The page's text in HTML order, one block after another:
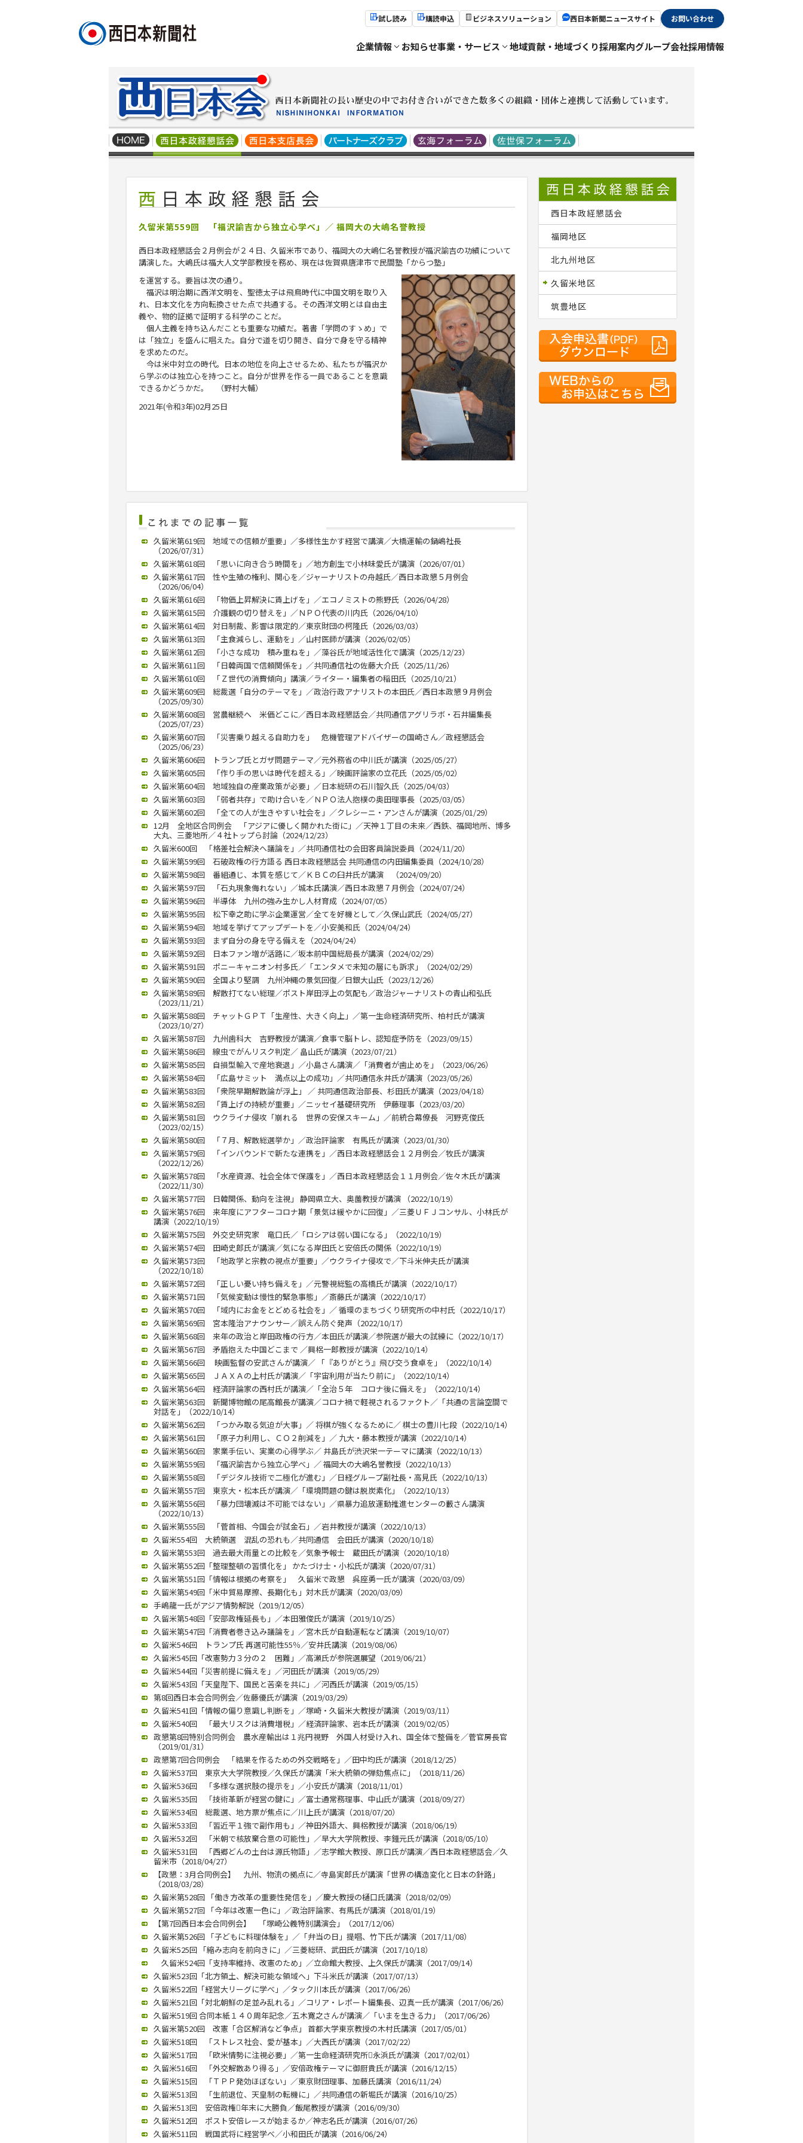
試し読み 購読申込 ビジネスソリューション 西日本新聞ニュースサイト お問い合わせ
企業情報 お知らせ事業・サービス 地域貢献・地域づくり採用案内グループ会社採用情報
久留米第559回 「福沢諭吉から独立心学べ」／ 福岡大の大嶋名誉教授
西日本政経懇話会２月例会が２４日、久留米市であり、福岡大の大嶋仁名誉教授が福沢諭吉の功績について
講演した。大嶋氏は福大人文学部教授を務め、現在は佐賀県唐津市で民間塾「からつ塾」
を運営する。要旨は次の通り。
福沢は明治期に西洋文明を、聖徳太子は飛鳥時代に中国文明を取り入
れ、日本文化を方向転換させた点で共通する。その西洋文明とは自由主
義や、物的証拠で証明する科学のことだ。
個人主義を持ち込んだことも重要な功績だ。著書「学問のすゝめ」で
は「独立」を盛んに唱えた。自分で道を切り開き、自分で身を守る精神
を求めたのだ。
今は米中対立の時代。日本の地位を向上させるため、私たちが福沢か
ら学ぶのは独立心を持つこと。自分が世界を作る一員であることを意識
できるかどうかだ。 （野村大輔）
2021年(令和3年)02月25日
久留米第619回 地域での信頼が重要」／多様性生かす経営で講演／大橋運輸の鍋嶋社長
（2026/07/31）
久留米第618回 「思いに向き合う時間を」／地方創生で小林味愛氏が講演（2026/07/01）
久留米第617回 性や生殖の権利、関心を／ジャーナリストの舟越氏／西日本政懇５月例会
（2026/06/04）
久留米第616回 「物価上昇解決に賃上げを」／エコノミストの熊野氏（2026/04/28）
久留米第615回 介護観の切り替えを」／ＮＰＯ代表の川内氏（2026/04/10）
久留米第614回 対日制裁、影響は限定的／東京財団の柯隆氏（2026/03/03）
久留米第613回 「主食減らし、運動を」／山村医師が講演（2026/02/05）
久留米第612回 「小さな成功 積み重ねを」／藻谷氏が地域活性化で講演（2025/12/23）
久留米第611回 「日韓両国で信頼関係を」／共同通信社の佐藤大介氏（2025/11/26）
久留米第610回 「Ｚ世代の消費傾向」講演／ライター・編集者の稲田氏（2025/10/21）
久留米第609回 総裁選「自分のテーマを」／政治行政アナリストの本田氏／西日本政懇９月例会
（2025/09/30）
久留米第608回 営農継続へ 米価どこに／西日本政経懇話会／共同通信アグリラボ・石井編集長
（2025/07/23）
久留米第607回 「災害乗り越える自助力を」 危機管理アドバイザーの国崎さん／政経懇話会
（2025/06/23）
久留米第606回 トランプ氏とガザ問題テーマ／元外務省の中川氏が講演（2025/05/27）
久留米第605回 「作り手の思いは時代を超える」／映画評論家の立花氏（2025/05/02）
久留米第604回 地域独自の産業政策が必要」／日本総研の石川智久氏（2025/04/03）
久留米第603回 「弱者共存」で助け合いを／ＮＰＯ法人抱樸の奥田理事長（2025/03/05）
久留米第602回 「全ての人が生きやすい社会を」／クレシーニ・アンさんが講演（2025/01/29）
12月 全地区合同例会 「アジアに優しく開かれた街に」／天神１丁目の未来／西鉄、福岡地所、博多
大丸、三菱地所／４社トップら討論（2024/12/23）
久留米600回 「格差社会解決へ議論を」／共同通信社の会田客員論説委員（2024/11/20）
久留米第599回 石破政権の行方語る 西日本政経懇話会 共同通信の内田編集委員（2024/10/28）
久留米第598回 番組通じ、本質を感じて／ＫＢＣの臼井氏が講演 （2024/09/20）
久留米第597回 「石丸現象侮れない」／城本氏講演／西日本政懇７月例会（2024/07/24）
久留米第596回 半導体 九州の強み生かし人材育成（2024/07/05）
久留米第595回 松下幸之助に学ぶ企業運営／全てを好機として／久保山武氏（2024/05/27）
久留米第594回 地域を挙げてアップデートを／小安美和氏（2024/04/24）
久留米第593回 まず自分の身を守る備えを（2024/04/24）
久留米第592回 日本ファン増が活路に／坂本前中国総局長が講演（2024/02/29）
久留米第591回 ポニーキャニオン村多氏／「エンタメで未知の層にも訴求」（2024/02/29）
久留米第590回 全国より堅調 九州沖縄の景気回復／日銀大山氏（2023/12/26）
久留米第589回 解散打てない総理／ポスト岸田浮上の気配も／政治ジャーナリストの青山和弘氏
（2023/11/21）
久留米第588回 チャットＧＰＴ「生産性、大きく向上」／第一生命経済研究所、柏村氏が講演
（2023/10/27）
久留米第587回 九州歯科大 吉野教授が講演／食事で脳トレ、認知症予防を（2023/09/15）
久留米第586回 線虫でがんリスク判定／ 畠山氏が講演（2023/07/21）
久留米第585回 自損型輸入で産地衰退」／小島さん講演／「消費者が歯止めを」（2023/06/26）
久留米第584回 「広島サミット 満点以上の成功」／共同通信永井氏が講演（2023/05/26）
久留米第583回 「衆院早期解散論が浮上」 ／ 共同通信政治部長、杉田氏が講演（2023/04/18）
久留米第582回 「賃上げの持続が重要」／ニッセイ基礎研究所 伊藤理事（2023/03/20）
久留米第581回 ウクライナ侵攻「崩れる 世界の安保スキーム」／前統合幕僚長 河野克俊氏
（2023/02/15）
久留米第580回 「７月、解散総選挙か」／政治評論家 有馬氏が講演（2023/01/30）
久留米第579回 「インバウンドで新たな連携を」／西日本政経懇話会１２月例会／牧氏が講演
（2022/12/26）
久留米第578回 「水産資源、社会全体で保護を」／西日本政経懇話会１１月例会／佐々木氏が講演
（2022/11/30）
久留米第577回 日韓関係、動向を注視」 静岡県立大、奥薗教授が講演 （2022/10/19）
久留米第576回 来年度にアフターコロナ期「景気は緩やかに回復」／三菱ＵＦＪコンサル、小林氏が
講演（2022/10/19）
久留米第575回 外交史研究家 竜口氏／「ロシアは弱い国になる」（2022/10/19）
久留米第574回 田崎史郎氏が講演／気になる岸田氏と安倍氏の関係（2022/10/19）
久留米第573回 「地政学と宗教の視点が重要」／ウクライナ侵攻で／下斗米伸夫氏が講演
（2022/10/18）
久留米第572回 「正しい憂い持ち備えを」／元警視総監の高橋氏が講演（2022/10/17）
久留米第571回 「気候変動は慢性的緊急事態」／斎藤氏が講演（2022/10/17）
久留米第570回 「域内にお金をとどめる社会を」／ 循環のまちづくり研究所の中村氏（2022/10/17）
久留米第569回 宮本隆治アナウンサー／誤えん防ぐ発声（2022/10/17）
久留米第568回 来年の政治と岸田政権の行方／本田氏が講演／参院選が最大の試練に（2022/10/17）
久留米第567回 矛盾抱えた中国どこまで ／興梠一郎教授が講演（2022/10/14）
久留米第566回 映画監督の安武さんが講演／ 「『ありがとう』飛び交う食卓を」（2022/10/14）
久留米第565回 ＪＡＸＡの上村氏が講演／「宇宙利用が当たり前に」（2022/10/14）
久留米第564回 経済評論家の西村氏が講演／「全治５年 コロナ後に備えを」（2022/10/14）
久留米第563回 新聞博物館の尾高館長が講演／コロナ禍で軽視されるファクト／「共通の言論空間で
対話を」（2022/10/14）
久留米第562回 「つかみ取る気迫が大事」／ 将棋が強くなるために／ 棋士の豊川七段（2022/10/14）
久留米第561回 「原子力利用し、ＣＯ２削減を」／ 九大・藤本教授が講演（2022/10/14）
久留米第560回 家業手伝い、実業の心得学ぶ／ 井島氏が渋沢栄一テーマに講演（2022/10/13）
久留米第559回 「福沢諭吉から独立心学べ」／ 福岡大の大嶋名誉教授（2022/10/13）
久留米第558回 「デジタル技術で二極化が進む」／日経グループ副社長・高見氏（2022/10/13）
久留米第557回 東京大・松本氏が講演／「環境問題の鍵は脱炭素化」（2022/10/13）
久留米第556回 「暴力団壊滅は不可能ではない」／県暴力追放運動推進センターの藪さん講演
（2022/10/13）
久留米第555回 「菅首相、今国会が試金石」／岩井教授が講演（2022/10/13）
久留米554回 大統領選 混乱の恐れも／共同通信 会田氏が講演（2020/10/18）
久留米第553回 過去最大雨量との比較を／気象予報士 蔵田氏が講演（2020/10/18）
久留米第552回「整理整頓の習慣化を」 かたづけ士・小松氏が講演（2020/07/31）
久留米第551回「情報は根拠の考察を」 久留米で政懇 呉座勇一氏が講演（2020/03/09）
久留米第549回「米中貿易摩擦、長期化も」対木氏が講演（2020/03/09）
手嶋龍一氏がアジア情勢解説（2019/12/05）
久留米第548回「安部政権延長も」／本田雅俊氏が講演（2019/10/25）
久留米第547回「消費者巻き込み議論を」／宮木氏が自動運転など講演（2019/10/07）
久留米546回 トランプ氏 再選可能性55％／安井氏講演（2019/08/06）
久留米545回「改憲勢力３分の２ 困難」／高瀬氏が参院選展望（2019/06/21）
久留米544回「災害前提に備えを」／河田氏が講演（2019/05/29）
久留米543回「天皇陛下、国民と苦楽を共に」／河西氏が講演（2019/05/15）
第8回西日本会合同例会／佐藤優氏が講演（2019/03/29）
久留米541回「情報の偏り意識し判断を」／塚崎・久留米大教授が講演（2019/03/11）
久留米540回 「最大リスクは消費増税」／経済評論家、岩本氏が講演（2019/02/05）
政懇第8回特別合同例会 農水産輸出は１兆円視野 外国人材受け入れ、国全体で整備を／菅官房長官
（2019/01/31）
政懇第7回合同例会 「結果を作るための外交戦略を」／田中均氏が講演（2018/12/25）
久留米537回 東京大大学院教授／久保氏が講演「米大統領の弾劾焦点に」（2018/11/26）
久留米536回 「多様な選択肢の提示を」／小安氏が講演（2018/11/01）
久留米535回 「技術革新が経営の鍵に」／富士通常務理事、中山氏が講演（2018/09/27）
久留米534回 総裁選、地方票が焦点に／川上氏が講演（2018/07/20）
久留米533回 「習近平１強で副作用も」／神田外語大、興梠教授が講演（2018/06/19）
久留米532回 「米朝で核放棄合意の可能性」／早大大学院教授、李鍾元氏が講演（2018/05/10）
久留米531回 「西郷どんの土台は源氏物語」／志学館大教授、原口氏が講演／西日本政経懇話会／久
留米市（2018/04/27）
【政懇：3月合同例会】 九州、物流の拠点に／寺島実郎氏が講演「世界の構造変化と日本の針路」
（2018/03/28）
久留米第528回 「働き方改革の重要性発信を」／慶大教授の樋口氏講演（2018/02/09）
久留米第527回 「今年は改憲一色に」／政治評論家、有馬氏が講演（2018/01/19）
【第7回西日本会合同例会】 「塚崎公義特別講演会」（2017/12/06）
久留米第526回 「子どもに料理体験を」／「弁当の日」提唱、竹下氏が講演（2017/11/08）
久留米525回 「縮み志向を前向きに」／三菱総研、武田氏が講演（2017/10/18）
久留米524回「支持率維持、改憲のため」／立命館大教授、上久保氏が講演（2017/09/14）
久留米523回「北方領土、解決可能な領域へ」下斗米氏が講演（2017/07/13）
久留米522回「経営大リーグに学べ」／タック川本氏が講演（2017/06/26）
久留米521回「対北朝鮮の足並み乱れる」／コリア・レポート編集長、辺真一氏が講演（2017/06/26）
久留米519回 合同本紙１４０周年記念／五木寛之さんが講演／「いまを生きる力」（2017/06/26）
久留米第520回 改憲「合区解消など争点」 首都大学東京教授の木村氏講演（2017/05/01）
久留米518回 「ストレス社会、愛が基本」／大西氏が講演（2017/02/22）
久留米517回 「欧米情勢に注視必要」／第一生命経済研究所永浜氏が講演（2017/02/01）
久留米516回 「外交解散あり得る」／安倍政権テーマに御厨貴氏が講演（2016/12/15）
久留米515回 「ＴＰＰ発効ほぼない」／東京財団理事、加藤氏講演（2016/11/24）
久留米513回 「生前退位、天皇制の転機に」／共同通信の新堀氏が講演（2016/10/25）
久留米513回 安倍政権年末に大勝負／飯尾教授が講演（2016/09/30）
久留米512回 ポスト安倍レースが始まるか／神志名氏が講演（2016/07/26）
久留米511回 戦国武将に経営学べ／小和田氏が講演（2016/06/24）
西日本政経懇話会
福岡地区
北九州地区
久留米地区
筑豊地区